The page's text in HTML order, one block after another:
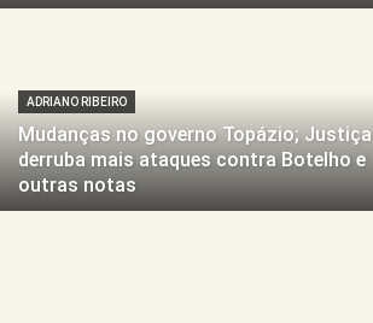
ADRIANO RIBEIRO
Mudanças no governo Topázio; Justiça
derruba mais ataques contra Botelho e
outras notas